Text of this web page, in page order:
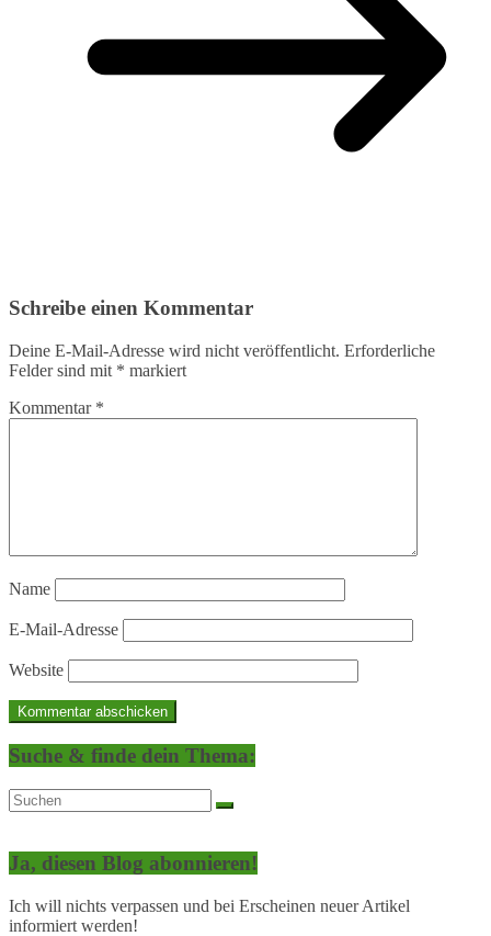
Schreibe einen Kommentar
Deine E-Mail-Adresse wird nicht veröffentlicht. Erforderliche
Felder sind mit * markiert
Kommentar *
Name
E-Mail-Adresse
Website
Suche & finde dein Thema:
Ja, diesen Blog abonnieren!
Ich will nichts verpassen und bei Erscheinen neuer Artikel
informiert werden!